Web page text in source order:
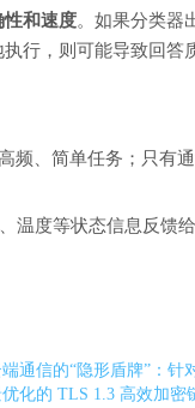
总结三条关键点"))
性和速度。如果分类器
行，则可能导致回答
频、简单任务；只有
温度等状态信息反馈
通信的“隐形盾牌”：针
化的 TLS 1.3 高效加密